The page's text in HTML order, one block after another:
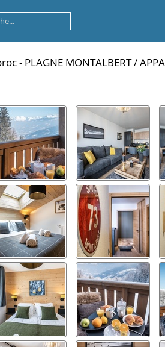
- PLAGNE MONTALBERT/